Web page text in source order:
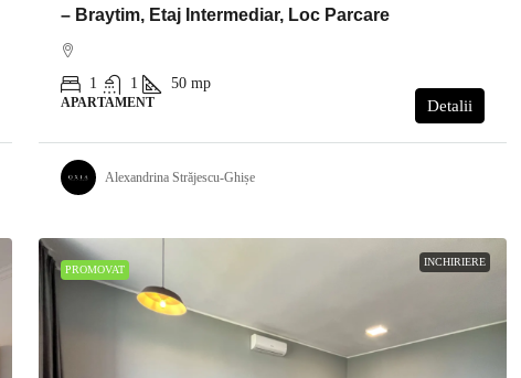
– Braytim, Etaj Intermediar, Loc Parcare
1 1 50 mp
APARTAMENT Detalii
Alexandrina Străjescu-Ghișe
PROMOVAT
INCHIRIERE